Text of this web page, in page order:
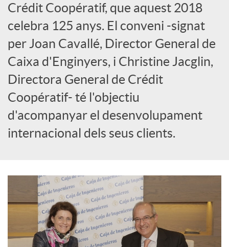
e
c
o
n
t
i
n
Crédit Coopératif, que aquest 2018
celebra 125 anys. El conveni -signat
per Joan Cavallé, Director General de
Caixa d'Enginyers, i Christine Jacglin,
Directora General de Crédit
Coopératif- té l'objectiu
d'acompanyar el desenvolupament
internacional dels seus clients.